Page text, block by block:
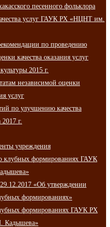
песенного фольклора
услуг ГАУК РХ «НЦНТ им.
по проведению
качества оказания услуг
2015 г.
независимой оценки
услуг
по улучшению качества
2017 г.
учреждения
клубных формированиях ГАУК
«Об утверждении
формированиях»
формированиях ГАУК РХ